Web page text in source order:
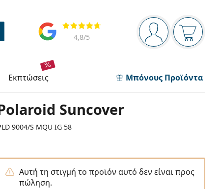
Πίνακας πλοήγησης
Είστε
Το
Αξιολογήσεις
4,8/5
εκπτώσεις Μπόνους Προϊόντα
Suncover
9004/S MQU IG 58
Αυτή τη στιγμή το προϊόν αυτό δεν είναι προς
πώληση.